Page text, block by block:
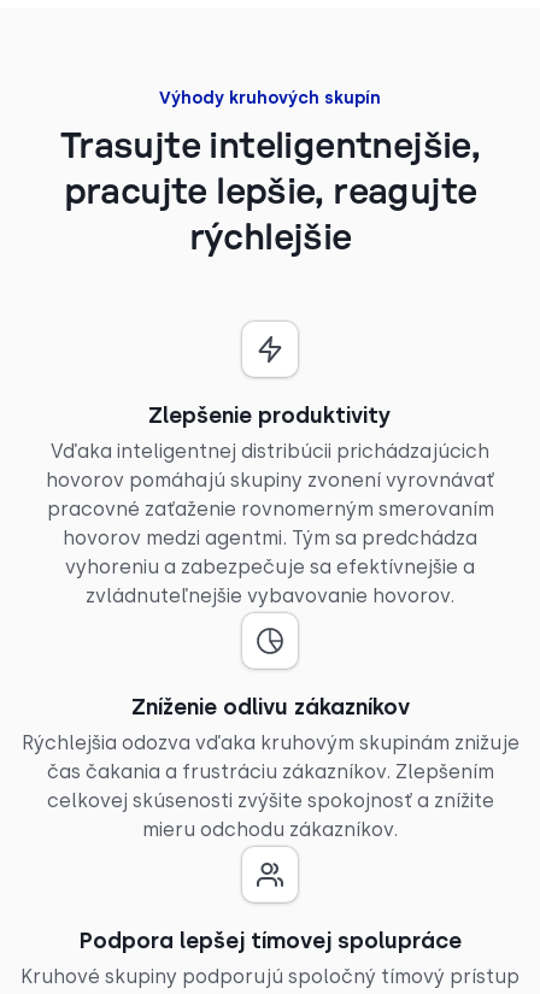
Výhody kruhových skupín
Trasujte inteligentnejšie,
pracujte lepšie, reagujte
rýchlejšie
Zlepšenie produktivity
Vďaka inteligentnej distribúcii prichádzajúcich
hovorov pomáhajú skupiny zvonení vyrovnávať
pracovné zaťaženie rovnomerným smerovaním
hovorov medzi agentmi. Tým sa predchádza
vyhoreniu a zabezpečuje sa efektívnejšie a
zvládnuteľnejšie vybavovanie hovorov.
Zníženie odlivu zákazníkov
Rýchlejšia odozva vďaka kruhovým skupinám znižuje
čas čakania a frustráciu zákazníkov. Zlepšením
celkovej skúsenosti zvýšite spokojnosť a znížite
mieru odchodu zákazníkov.
Podpora lepšej tímovej spolupráce
Kruhové skupiny podporujú spoločný tímový prístup